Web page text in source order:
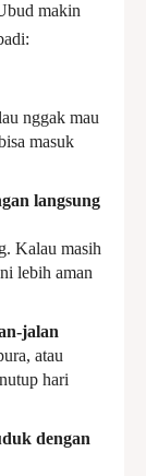
makin
nggak mau
masuk
langsung
Kalau masih
lebih aman
jalan
atau
hari
dengan